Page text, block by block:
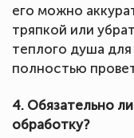
его можно
тряпкой или
теплого душа для
полностью
4. Обязательно
обработку?